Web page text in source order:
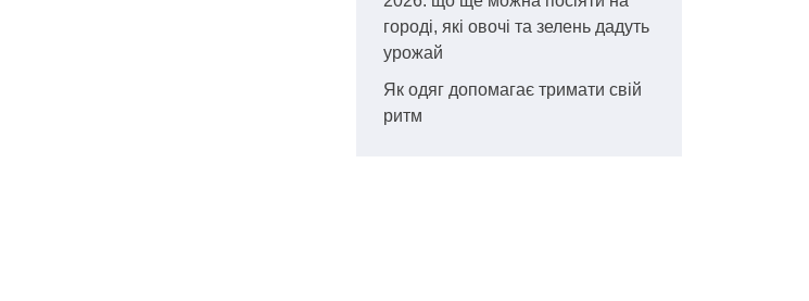
городі, які овочі та зелень дадуть
урожай
Як одяг допомагає тримати свій
ритм